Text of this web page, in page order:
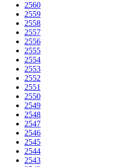
2560
2559
2558
2557
2556
2555
2554
2553
2552
2551
2550
2549
2548
2547
2546
2545
2544
2543